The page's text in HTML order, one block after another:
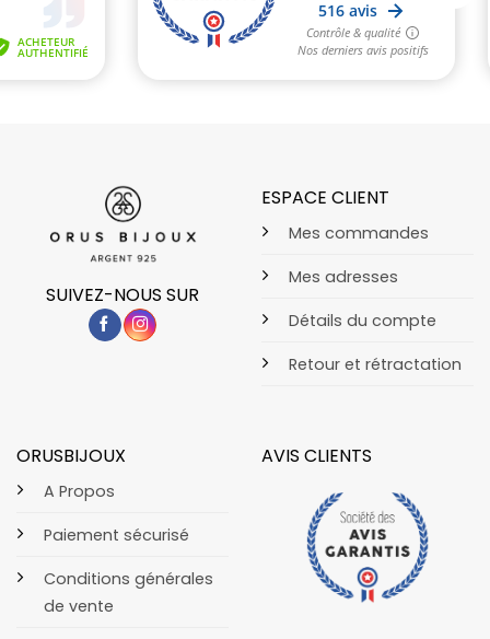
SUIVEZ-NOUS SUR
ESPACE CLIENT
Mes commandes
Mes adresses
Détails du compte
Retour et rétractation
ORUSBIJOUX
A Propos
Paiement sécurisé
Conditions générales
de vente
AVIS CLIENTS